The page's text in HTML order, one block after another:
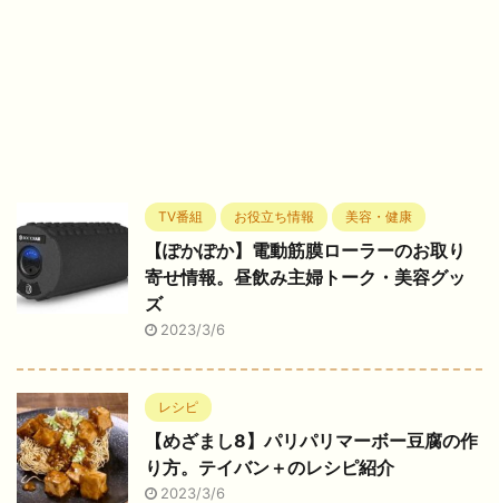
TV番組 お役立ち情報 美容・健康
【ぽかぽか】電動筋膜ローラーのお取り
寄せ情報。昼飲み主婦トーク・美容グッ
ズ
2023/3/6
レシピ
【めざまし8】パリパリマーボー豆腐の作
り方。テイバン＋のレシピ紹介
2023/3/6